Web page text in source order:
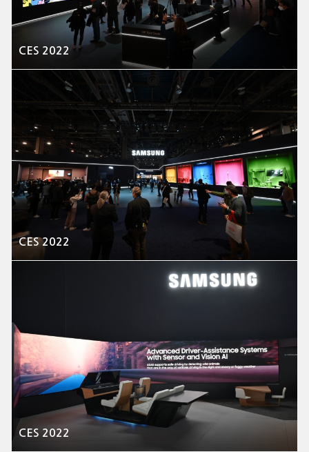
CES 2022
CES 2022
CES 2022